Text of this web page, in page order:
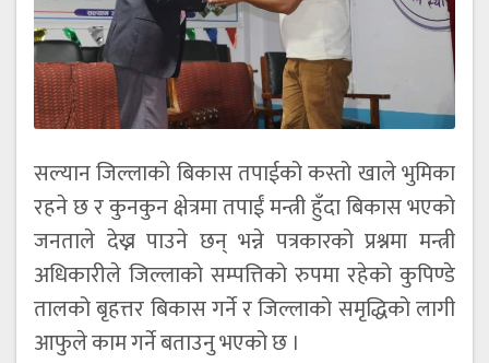
सल्यान जिल्लाको बिकास तपाईको कस्तो खाले भुमिका
रहने छ र कुनकुन क्षेत्रमा तपाईं मन्त्री हुँदा बिकास भएको
जनताले देख्न पाउने छन् भन्ने पत्रकारको प्रश्नमा मन्त्री
अधिकारीले जिल्लाको सम्पत्तिको रुपमा रहेको कुपिण्डे
तालको बृहत्तर बिकास गर्ने र जिल्लाको समृद्धिको लागी
आफुले काम गर्ने बताउनु भएको छ ।